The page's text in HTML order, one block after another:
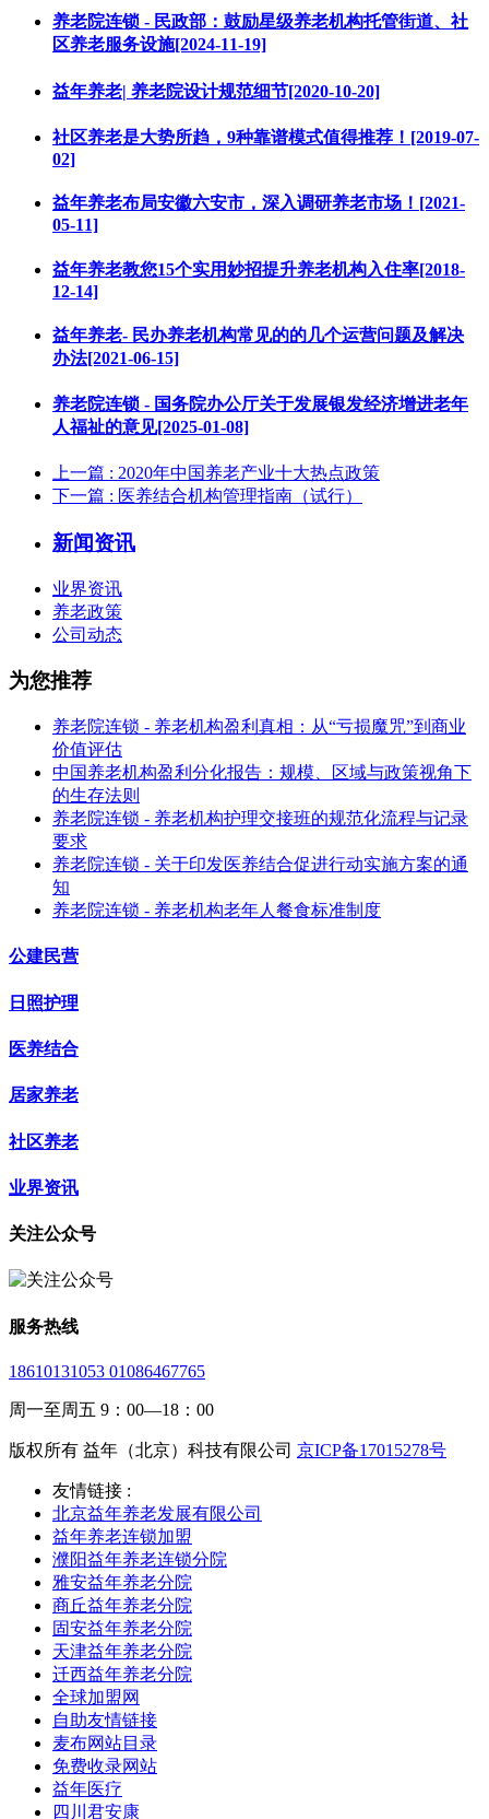
养老院连锁 - 民政部：鼓励星级养老机构托管街道、社
区养老服务设施[2024-11-19]
益年养老| 养老院设计规范细节[2020-10-20]
社区养老是大势所趋，9种靠谱模式值得推荐！[2019-07-
02]
益年养老布局安徽六安市，深入调研养老市场！[2021-
05-11]
益年养老教您15个实用妙招提升养老机构入住率[2018-
12-14]
益年养老- 民办养老机构常见的的几个运营问题及解决
办法[2021-06-15]
养老院连锁 - 国务院办公厅关于发展银发经济增进老年
人福祉的意见[2025-01-08]
上一篇 : 2020年中国养老产业十大热点政策
下一篇 : 医养结合机构管理指南（试行）
新闻资讯
业界资讯
养老政策
公司动态
为您推荐
养老院连锁 - 养老机构盈利真相：从“亏损魔咒”到商业
价值评估
中国养老机构盈利分化报告：规模、区域与政策视角下
的生存法则
养老院连锁 - 养老机构护理交接班的规范化流程与记录
要求
养老院连锁 - 关于印发医养结合促进行动实施方案的通
知
养老院连锁 - 养老机构老年人餐食标准制度
公建民营
日照护理
医养结合
居家养老
社区养老
业界资讯
关注公众号
服务热线
18610131053 01086467765
周一至周五 9：00—18：00
版权所有 益年（北京）科技有限公司 京ICP备17015278号
友情链接 :
北京益年养老发展有限公司
益年养老连锁加盟
濮阳益年养老连锁分院
雅安益年养老分院
商丘益年养老分院
固安益年养老分院
天津益年养老分院
迁西益年养老分院
全球加盟网
自助友情链接
麦布网站目录
免费收录网站
益年医疗
四川君安康